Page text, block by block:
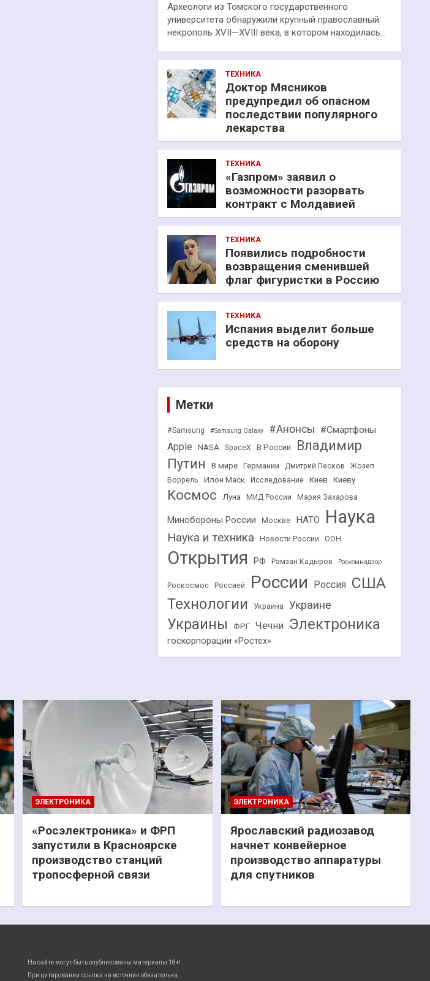
Археологи из Томского государственного
университета обнаружили крупный православный
некрополь XVII—XVIII века, в котором находилась…
ТЕХНИКА
Доктор Мясников
предупредил об опасном
последствии популярного
лекарства
ТЕХНИКА
«Газпром» заявил о
возможности разорвать
контракт с Молдавией
ТЕХНИКА
Появились подробности
возвращения сменившей
флаг фигуристки в Россию
ТЕХНИКА
Испания выделит больше
средств на оборону
Метки
#Samsung #Samsung Galaxy #Анонсы #Смартфоны
Apple NASA SpaceX В России
Владимир
Путин
В мире Германии Дмитрий Песков
Жозеп
Боррель
Илон Маск Исследование Киев Киеву
Космос Луна МИД России Мария Захарова
Минобороны России Москве НАТО Наука
Наука и техника Новости России ООН
Открытия РФ Рамзан Кадыров Роскомнадзор
Роскосмос Россией России Россия США
Технологии Украина Украине
Украины ФРГ Чечни Электроника
госкорпорации «Ростех»
ЭЛЕКТРОНИКА
«Росэлектроника» и ФРП
запустили в Красноярске
производство станций
тропосферной связи
ЭЛЕКТРОНИКА
Ярославский радиозавод
начнет конвейерное
производство аппаратуры
для спутников
На сайте могут быть опубликованы материалы 18+!
При цитировании ссылка на источник обязательна.